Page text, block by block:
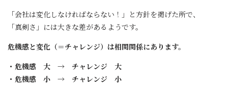
「会社は変化しなければならない！」と方針を掲げた所で、
「真剣さ」には大きな差があるようです。
危機感と変化（＝チャレンジ）は相関関係にあります。
・危機感 大 → チャレンジ 大
・危機感 小 → チャレンジ 小